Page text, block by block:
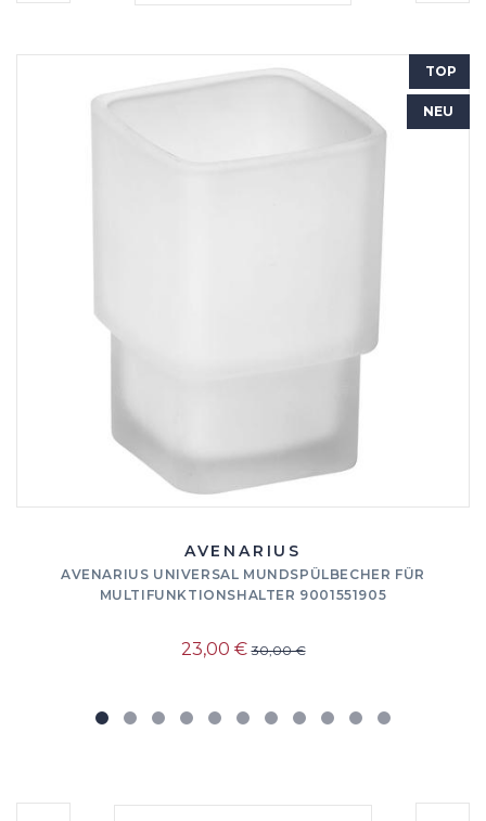
TOP
NEU
AVENARIUS
AVENARIUS UNIVERSAL MUNDSPÜLBECHER FÜR
MULTIFUNKTIONSHALTER 9001551905
23,00 €30,00 €